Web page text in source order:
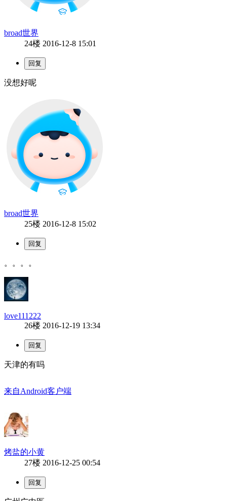
broad世界
24楼 2016-12-8 15:01
没想好呢
broad世界
25楼 2016-12-8 15:02
。。。。
love111222
26楼 2016-12-19 13:34
天津的有吗
来自Android客户端
烤盐的小黄
27楼 2016-12-25 00:54